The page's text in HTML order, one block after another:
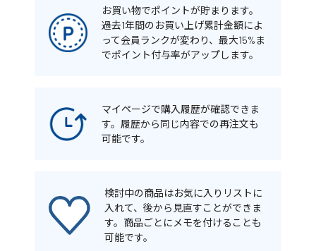
お買い物でポイントが貯まります。
過去1年間のお買い上げ累計金額によ
って会員ランクが変わり、最大15%ま
でポイント付与率がアップします。
マイページで購入履歴が確認できま
す。履歴から同じ内容での再注文も
可能です。
検討中の商品はお気に入りリストに
入れて、後から見直すことができま
す。商品ごとにメモを付けることも
可能です。